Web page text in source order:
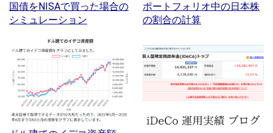
国債をNISAで買った場合の
シミュレーション
ポートフォリオ中の日本株
の割合の計算